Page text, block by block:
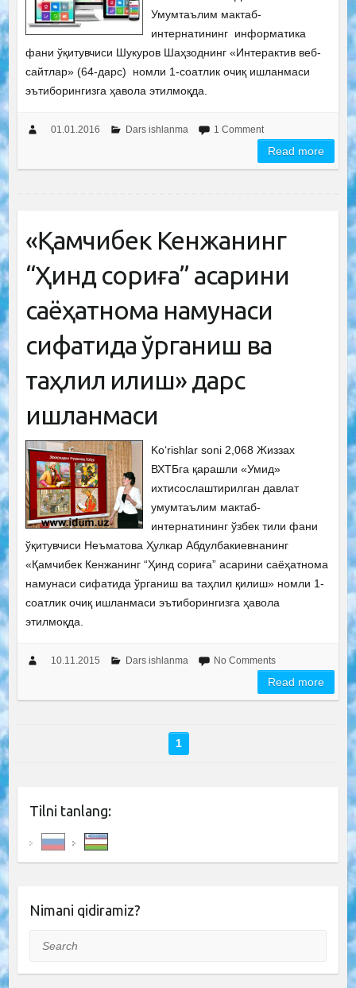
Умумтаълим мактаб-
интернатининг информатика
фани ўқитувчиси Шукуров Шаҳзоднинг «Интерактив веб-
сайтлар» (64-дарс) номли 1-соатлик очиқ ишланмаси
эътиборингизга ҳавола этилмоқда.
01.01.2016 Dars ishlanma 1 Comment
Read more
«Қамчибек Кенжанинг
“Ҳинд сориға” асарини
саёҳатнома намунаси
сифатида ўрганиш ва
таҳлил қилиш» дарс
ишланмаси
Ko‘rishlar soni 2,068 Жиззах
ВХТБга қарашли «Умид»
ихтисослаштирилган давлат
умумтаълим мактаб-
интернатининг ўзбек тили фани
ўқитувчиси Неъматова Ҳулкар Абдулбакиевнанинг
«Қамчибек Кенжанинг “Ҳинд сориға” асарини саёҳатнома
намунаси сифатида ўрганиш ва таҳлил қилиш» номли 1-
соатлик очиқ ишланмаси эътиборингизга ҳавола
этилмоқда.
10.11.2015 Dars ishlanma No Comments
Read more
1
Tilni tanlang:
Nimani qidiramiz?
Search